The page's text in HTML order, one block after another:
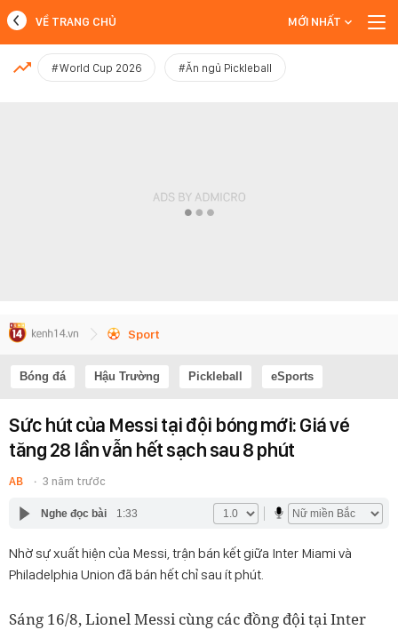
MỚI NHẤT
VỀ TRANG CHỦ MỚI NHẤT
#World Cup 2026 #Ăn ngủ Pickleball
Sport
Bóng đá Hậu Trường Pickleball eSports
Sức hút của Messi tại đội bóng mới: Giá vé
tăng 28 lần vẫn hết sạch sau 8 phút
AB 3 năm trước
Nghe đọc bài 1:33
Nhờ sự xuất hiện của Messi, trận bán kết giữa Inter Miami và
Philadelphia Union đã bán hết chỉ sau ít phút.
Sáng 16/8, Lionel Messi cùng các đồng đội tại Inter